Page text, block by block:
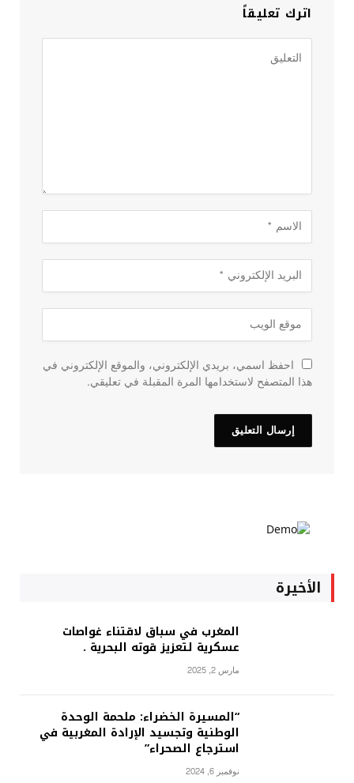
اترك تعليقاً
احفظ اسمي، بريدي الإلكتروني، والموقع الإلكتروني في
هذا المتصفح لاستخدامها المرة المقبلة في تعليقي.
الأخيرة
المغرب في سباق لاقتناء غواصات
عسكرية لتعزيز قوته البحرية .
مارس 2, 2025
“المسيرة الخضراء: ملحمة الوحدة
الوطنية وتجسيد الإرادة المغربية في
استرجاع الصحراء”
نوفمبر 6, 2024